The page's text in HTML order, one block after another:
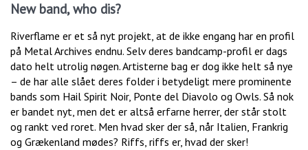
New band, who dis?
Riverflame er et så nyt projekt, at de ikke engang har en profil
på Metal Archives endnu. Selv deres bandcamp-profil er dags
dato helt utrolig nøgen. Artisterne bag er dog ikke helt så nye
– de har alle slået deres folder i betydeligt mere prominente
bands som Hail Spirit Noir, Ponte del Diavolo og Owls. Så nok
er bandet nyt, men det er altså erfarne herrer, der står stolt
og rankt ved roret. Men hvad sker der så, når Italien, Frankrig
og Grækenland mødes? Riffs, riffs er, hvad der sker!